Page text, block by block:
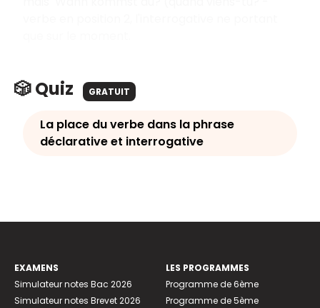
🎲 Quiz GRATUIT
La place du verbe dans la phrase
déclarative et interrogative
EXAMENS
Simulateur notes Bac 2026
Simulateur notes Brevet 2026
LES PROGRAMMES
Programme de 6ème
Programme de 5ème